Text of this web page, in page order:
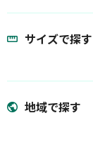
サイズで探す
地域で探す